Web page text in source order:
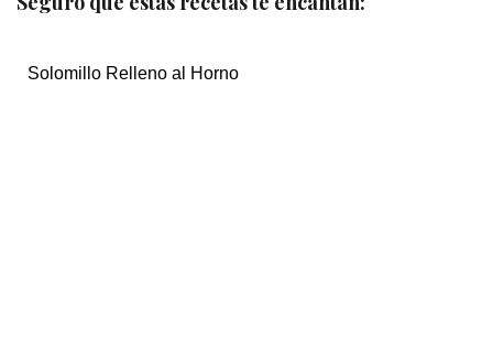
Solomillo Relleno al Horno